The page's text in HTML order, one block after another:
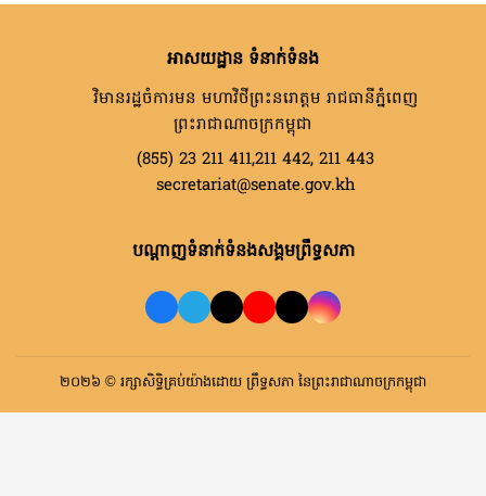
អាសយដ្ឋាន ទំនាក់ទំនង
វិមានរដ្ឋចំការមន មហាវិថីព្រះនរោត្តម រាជធានីភ្នំពេញ
ព្រះរាជាណាចក្រកម្ពុជា
(855) 23 211 411,211 442, 211 443
secretariat@senate.gov.kh
បណ្តាញទំនាក់ទំនងសង្គមព្រឹទ្ធសភា
២០២៦ © រក្សាសិទ្ធិគ្រប់យ៉ាងដោយ ព្រឹទ្ធសភា នៃព្រះរាជាណាចក្រកម្ពុជា